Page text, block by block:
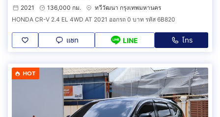
2021
136,000 กม.
ทวีวัฒนา กรุงเทพมหานคร
HONDA CR-V 2.4 EL 4WD AT 2021 ออกรถ 0 บาท รหัส 6B820
แชท LINE โทร
HOT